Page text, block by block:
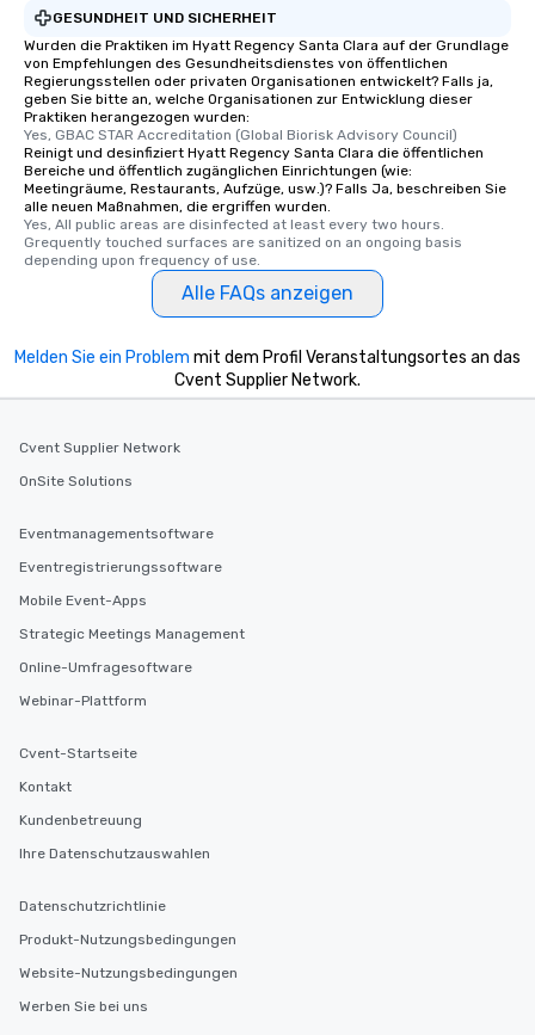
GESUNDHEIT UND SICHERHEIT
Wurden die Praktiken im Hyatt Regency Santa Clara auf der Grundlage
von Empfehlungen des Gesundheitsdienstes von öffentlichen
Regierungsstellen oder privaten Organisationen entwickelt? Falls ja,
geben Sie bitte an, welche Organisationen zur Entwicklung dieser
Praktiken herangezogen wurden:
Yes, GBAC STAR Accreditation (Global Biorisk Advisory Council)
Reinigt und desinfiziert Hyatt Regency Santa Clara die öffentlichen
Bereiche und öffentlich zugänglichen Einrichtungen (wie:
Meetingräume, Restaurants, Aufzüge, usw.)? Falls Ja, beschreiben Sie
alle neuen Maßnahmen, die ergriffen wurden.
Yes, All public areas are disinfected at least every two hours.
Grequently touched surfaces are sanitized on an ongoing basis
depending upon frequency of use.
Alle FAQs anzeigen
Melden Sie ein Problem mit dem Profil Veranstaltungsortes an das
Cvent Supplier Network.
Cvent Supplier Network
OnSite Solutions
Eventmanagementsoftware
Eventregistrierungssoftware
Mobile Event-Apps
Strategic Meetings Management
Online-Umfragesoftware
Webinar-Plattform
Cvent-Startseite
Kontakt
Kundenbetreuung
Ihre Datenschutzauswahlen
Datenschutzrichtlinie
Produkt-Nutzungsbedingungen
Website-Nutzungsbedingungen
Werben Sie bei uns